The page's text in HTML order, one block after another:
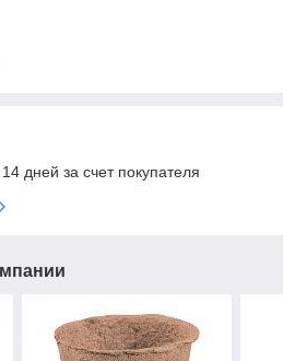
дней за счет покупателя